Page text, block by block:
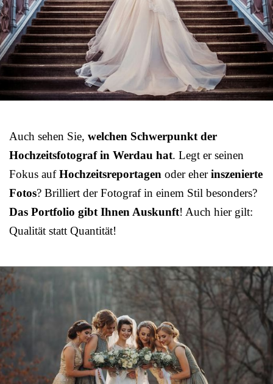
Auch sehen Sie, welchen Schwerpunkt der
Hochzeitsfotograf in Werdau hat. Legt er seinen
Fokus aufHochzeitsreportagen oder eherinszenierte
Fotos? Brilliert der Fotograf in einem Stil besonders?
Das Portfolio gibt Ihnen Auskunft! Auch hier gilt:
Qualität statt Quantität!